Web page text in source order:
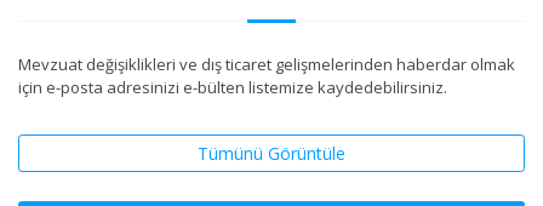
Mevzuat değişiklikleri ve dış ticaret gelişmelerinden haberdar olmak
için e-posta adresinizi e-bülten listemize kaydedebilirsiniz.
Tümünü Görüntüle